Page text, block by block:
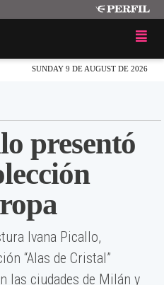
SUNDAY 9 DE AUGUST DE 2026
presentó
Ivana Picallo,
“Alas de Cristal”
las ciudades de Milán y